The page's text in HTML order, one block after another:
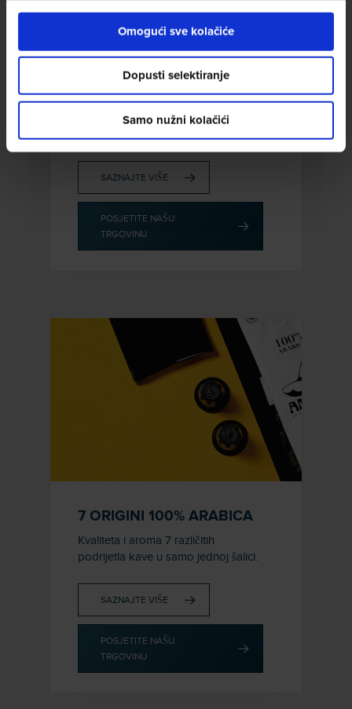
Omogući sve kolačiće
Dopusti selektiranje
Samo nužni kolačići
QUALITÀ EXTRA BAR
Eksplozija pozitivnih osjećaja
tipičnih za zemlje Srednje i Južne
Amerike uz oštar i postojan voćni
miris.
SAZNAJTE VIŠE
POSJETITE NAŠU
TRGOVINU
7 ORIGINI 100% ARABICA
Kvaliteta i aroma 7 različitih
podrijetla kave u samo jednoj šalici.
SAZNAJTE VIŠE
POSJETITE NAŠU
TRGOVINU